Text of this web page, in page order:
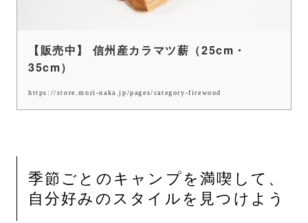
【販売中】 信州産カラマツ薪（25cm・
35cm）
https://store.mori-naka.jp/pages/category-firewood
季節ごとのキャンプを満喫して、
自分好みのスタイルを見つけよう